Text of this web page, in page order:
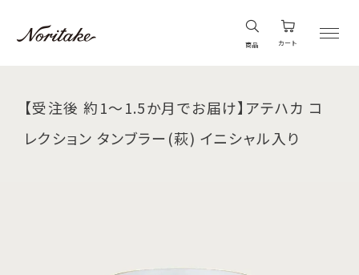
商品 カート
【受注後 約1～1.5か月でお届け】アテハカ コ
レクション タンブラー(萩) イニシャル入り